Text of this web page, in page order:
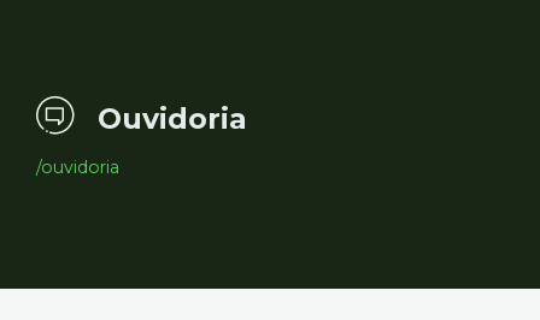
Ouvidoria
/ouvidoria